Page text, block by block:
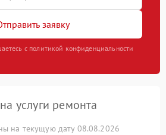
заявку
с политикой конфиденциальности
услуги ремонта
на текущую дату 08.08.2026